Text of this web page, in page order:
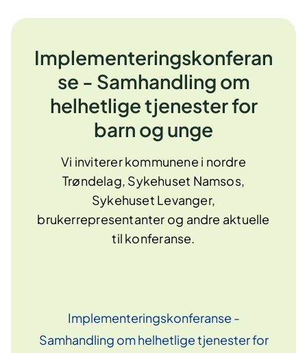
Implementeringskonferan
se - Samhandling om
helhetlige tjenester for
barn og unge
Vi inviterer kommunene i nordre
Trøndelag, Sykehuset Namsos,
Sykehuset Levanger,
brukerrepresentanter og andre aktuelle
til konferanse.
Implementeringskonferanse -
Samhandling om helhetlige tjenester for